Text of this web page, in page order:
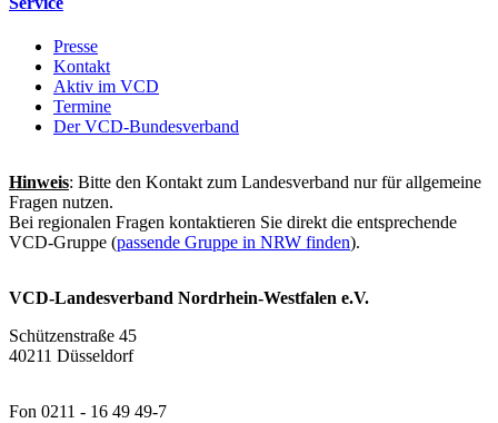
Presse
Kontakt
Aktiv im VCD
Termine
Der VCD-Bundesverband
Hinweis: Bitte den Kontakt zum Landesverband nur für allgemeine
Fragen nutzen.
Bei regionalen Fragen kontaktieren Sie direkt die entsprechende
VCD-Gruppe (passende Gruppe in NRW finden).
VCD-Landesverband Nordrhein-Westfalen e.V.
Schützenstraße 45
40211 Düsseldorf
Fon 0211 - 16 49 49-7